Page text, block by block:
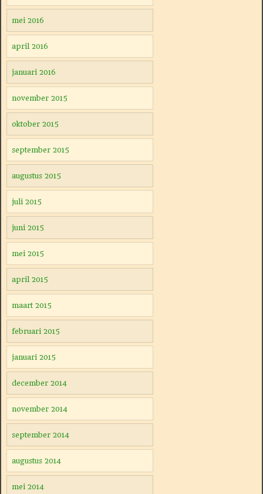
mei 2016
april 2016
januari 2016
november 2015
oktober 2015
september 2015
augustus 2015
juli 2015
juni 2015
mei 2015
april 2015
maart 2015
februari 2015
januari 2015
december 2014
november 2014
september 2014
augustus 2014
mei 2014